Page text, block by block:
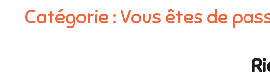
Catégorie : Vous êtes de